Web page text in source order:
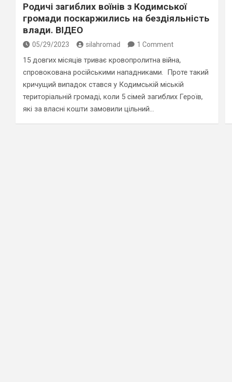
Родичі загиблих воїнів з Кодимської
громади поскаржились на бездіяльність
влади. ВІДЕО
05/29/2023 silahromad 1 Comment
15 довгих місяців триває кровопролитна війна,
спровокована російськими нападниками. Проте такий
кричущий випадок стався у Кодимській міській
територіальній громаді, коли 5 сімей загиблих Героїв,
які за власні кошти замовили цільний…